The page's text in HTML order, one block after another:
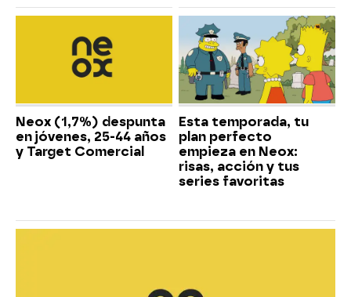
Neox (1,7%) despunta
en jóvenes, 25-44 años
y Target Comercial
Esta temporada, tu
plan perfecto
empieza en Neox:
risas, acción y tus
series favoritas